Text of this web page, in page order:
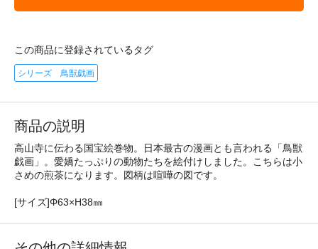
この商品に登録されているタグ
シリーズ 鳥獣戯画
商品の説明
高山寺に伝わる国宝絵巻物。日本最古の漫画とも言われる「鳥獣
戯画」。愛嬌たっぷりの動物たちを絵付けしました。こちらは小
さめの煎茶になります。図柄は喧嘩の図です。
[サイズ]Φ63×H38㎜